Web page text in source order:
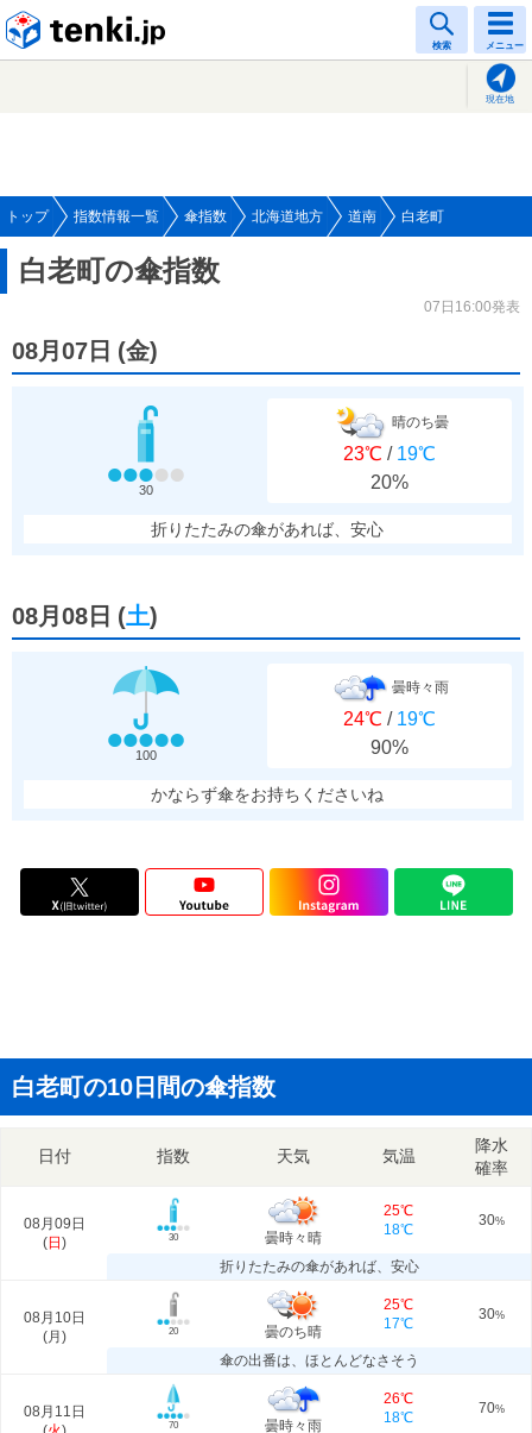
検索 メニュー
現在地
トップ 指数情報一覧 傘指数 北海道地方 道南 白老町
白老町の傘指数
07日16:00発表
08月07日 (金)
30
晴のち曇
23℃ / 19℃
20%
折りたたみの傘があれば、安心
08月08日 (土)
100
曇時々雨
24℃ / 19℃
90%
かならず傘をお持ちくださいね
白老町の10日間の傘指数
日付 指数 天気 気温
降水
確率
08月09日
(日 ) 30 曇時々晴
25℃
18℃
30%
折りたたみの傘があれば、安心
08月10日
(月 ) 20 曇のち晴
25℃
17℃
30%
傘の出番は、ほとんどなさそう
08月11日
70 曇時々雨
26℃
18℃
70%